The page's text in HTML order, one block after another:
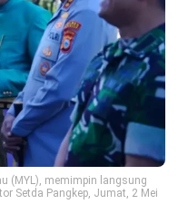
(MYL), memimpin langsung
Setda Pangkep, Jumat, 2 Mei